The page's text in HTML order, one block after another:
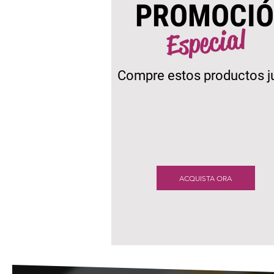
Especial
Compre estos productos
ACQUISTA ORA